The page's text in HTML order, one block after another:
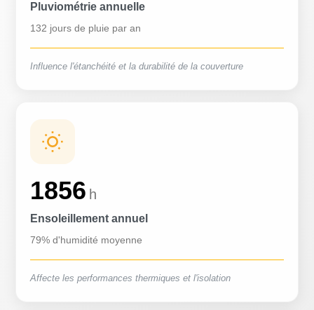
Pluviométrie annuelle
132 jours de pluie par an
Influence l'étanchéité et la durabilité de la couverture
1856 h
Ensoleillement annuel
79% d'humidité moyenne
Affecte les performances thermiques et l'isolation